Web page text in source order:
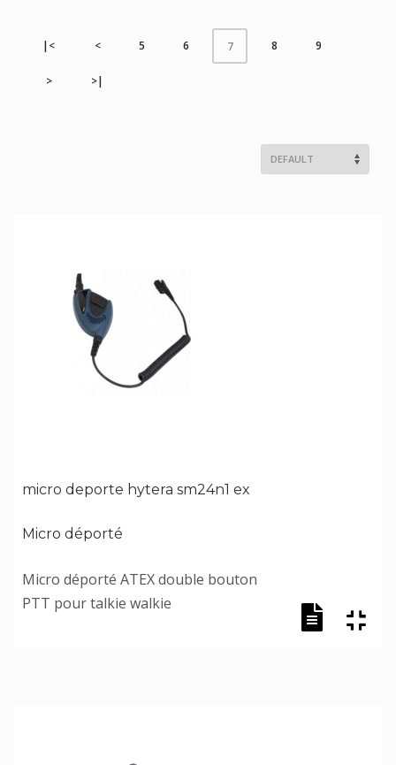
|< < 5 6 7 8 9
> >|
micro deporte hytera sm24n1 ex
Micro déporté
Micro déporté ATEX double bouton
PTT pour talkie walkie